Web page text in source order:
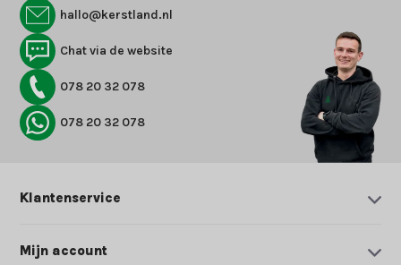
hallo@kerstland.nl
Chat via de website
078 20 32 078
078 20 32 078
Klantenservice
Mijn account